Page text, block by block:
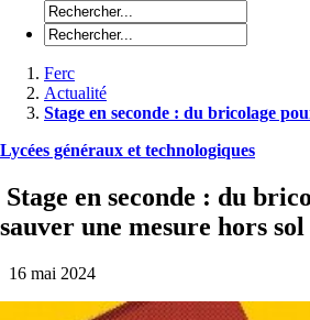
Ferc
Actualité
Stage en seconde : du bricolage
Lycées généraux et technologiques
Stage en seconde : du
sauver une mesure hors sol
16 mai 2024